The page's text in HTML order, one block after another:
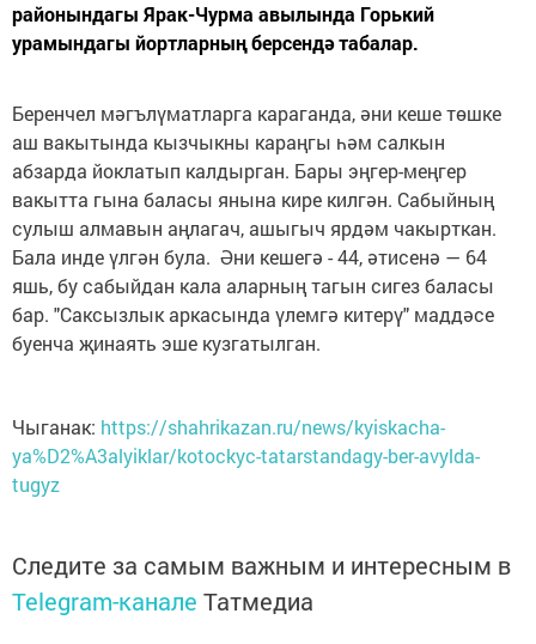
районындагы Ярак-Чурма авылында Горький
урамындагы йортларның берсендә табалар.
Беренчел мәгълүматларга караганда, әни кеше төшке
аш вакытында кызчыкны караңгы һәм салкын
абзарда йоклатып калдырган. Бары эңгер-меңгер
вакытта гына баласы янына кире килгән. Сабыйның
сулыш алмавын аңлагач, ашыгыч ярдәм чакырткан.
Бала инде үлгән була. Әни кешегә - 44, әтисенә — 64
яшь, бу сабыйдан кала аларның тагын сигез баласы
бар. "Саксызлык аркасында үлемгә китерү" маддәсе
буенча җинаять эше кузгатылган.
Чыганак: https://shahrikazan.ru/news/kyiskacha-
ya%D2%A3alyiklar/kotockyc-tatarstandagy-ber-avylda-
tugyz
Следите за самым важным и интересным в
Telegram-канале Татмедиа